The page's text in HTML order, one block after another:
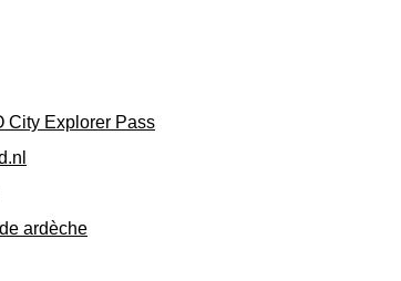
City Explorer Pass
ardèche